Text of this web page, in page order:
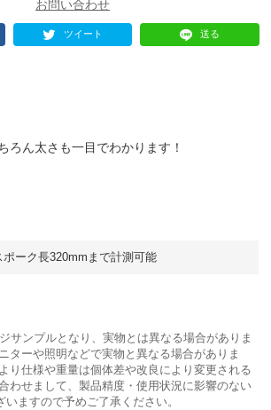
ツイート 送る
ろん太さも一目でわかります！
ポーク長320mmまで計測可能
サンプルとなり、実物とは異なる場合がありま
ターや照明などで実物と異なる場合がありま
り仕様や重量は個体差や改良により変更される
わせまして、製品精度・使用状況に影響のない
いますので予めご了承ください。